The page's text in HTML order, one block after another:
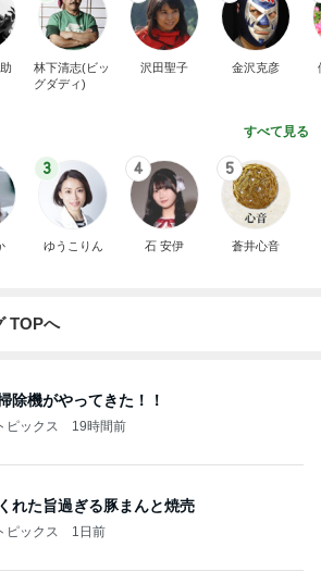
林下清志(ビッ
グダディ)
沢田聖子 金沢克彦
すべて見る
3
ゆうこりん
4
石 安伊
5
蒼井心音
TOPへ
除機がやってきた！！
ピックス 19時間前
れた旨過ぎる豚まんと焼売
ピックス 1日前